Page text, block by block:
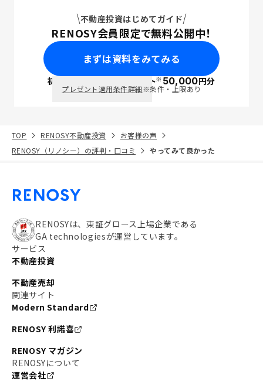
不動産投資はじめてガイド
RENOSY会員限定で無料公開中！
まずは資料をみてみる
初回面談で ポイント※50,000円分
プレゼント適用条件詳細※条件・上限あり
TOP RENOSY不動産投資
お客様の声
RENOSY（リノシー）の評判・口コミ
やってみて良かった
RENOSYは、東証グロース上場企業である
GA technologiesが運営しています。
サービス
不動産投資
不動産売却
関連サイト
Modern Standard
RENOSY 利諾喜
RENOSY マガジン
RENOSYについて
運営会社